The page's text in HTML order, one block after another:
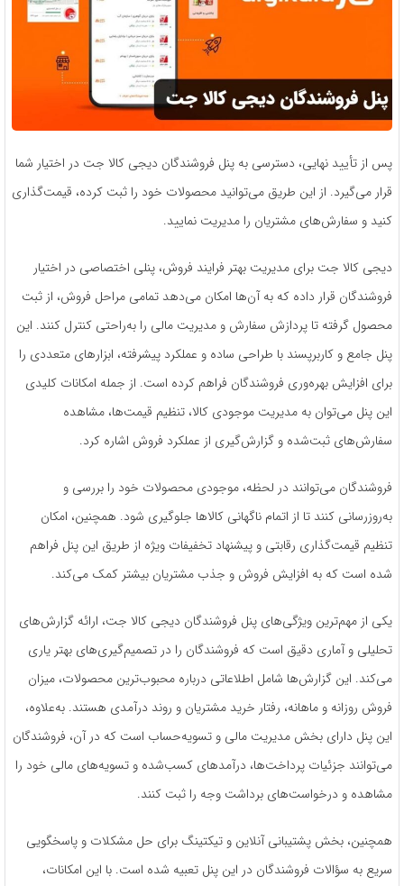
پس از تأیید نهایی، دسترسی به پنل فروشندگان دیجی کالا جت در اختیار شما
قرار می‌گیرد. از این طریق می‌توانید محصولات خود را ثبت کرده، قیمت‌گذاری
کنید و سفارش‌های مشتریان را مدیریت نمایید.
دیجی کالا جت برای مدیریت بهتر فرایند فروش، پنلی اختصاصی در اختیار
فروشندگان قرار داده که به آن‌ها امکان می‌دهد تمامی مراحل فروش، از ثبت
محصول گرفته تا پردازش سفارش و مدیریت مالی را به‌راحتی کنترل کنند. این
پنل جامع و کاربرپسند با طراحی ساده و عملکرد پیشرفته، ابزارهای متعددی را
برای افزایش بهره‌وری فروشندگان فراهم کرده است. از جمله امکانات کلیدی
این پنل می‌توان به مدیریت موجودی کالا، تنظیم قیمت‌ها، مشاهده
سفارش‌های ثبت‌شده و گزارش‌گیری از عملکرد فروش اشاره کرد.
فروشندگان می‌توانند در لحظه، موجودی محصولات خود را بررسی و
به‌روزرسانی کنند تا از اتمام ناگهانی کالاها جلوگیری شود. همچنین، امکان
تنظیم قیمت‌گذاری رقابتی و پیشنهاد تخفیفات ویژه از طریق این پنل فراهم
شده است که به افزایش فروش و جذب مشتریان بیشتر کمک می‌کند.
یکی از مهم‌ترین ویژگی‌های پنل فروشندگان دیجی کالا جت، ارائه گزارش‌های
تحلیلی و آماری دقیق است که فروشندگان را در تصمیم‌گیری‌های بهتر یاری
می‌کند. این گزارش‌ها شامل اطلاعاتی درباره محبوب‌ترین محصولات، میزان
فروش روزانه و ماهانه، رفتار خرید مشتریان و روند درآمدی هستند. به‌علاوه،
این پنل دارای بخش مدیریت مالی و تسویه‌حساب است که در آن، فروشندگان
می‌توانند جزئیات پرداخت‌ها، درآمدهای کسب‌شده و تسویه‌های مالی خود را
مشاهده و درخواست‌های برداشت وجه را ثبت کنند.
همچنین، بخش پشتیبانی آنلاین و تیکتینگ برای حل مشکلات و پاسخگویی
سریع به سؤالات فروشندگان در این پنل تعبیه شده است. با این امکانات،